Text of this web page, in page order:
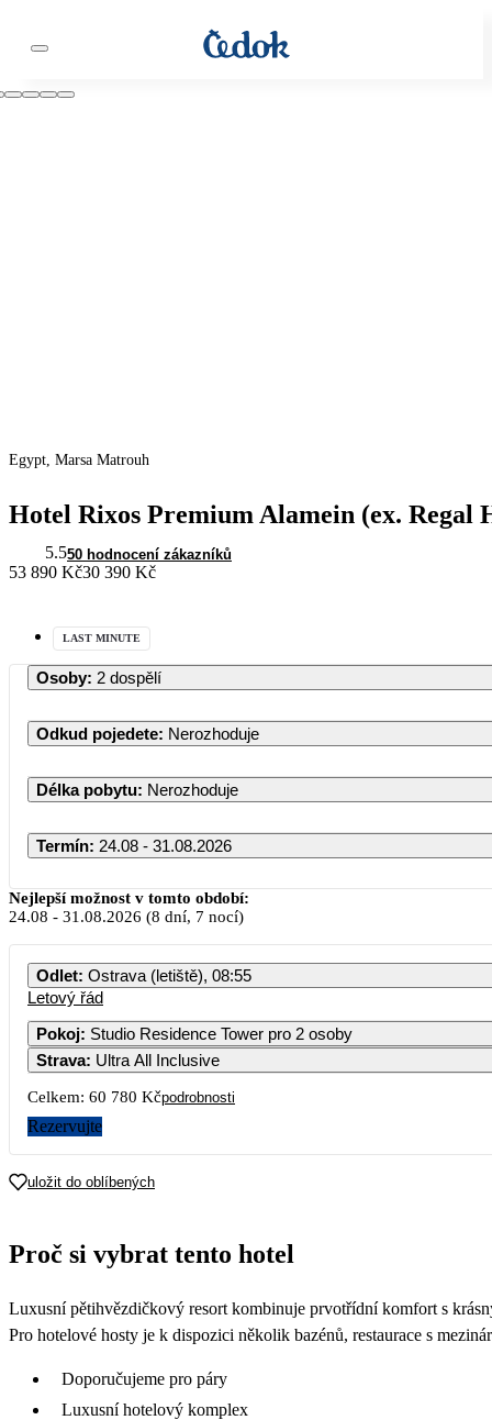
Egypt, Marsa Matrouh
Hotel Rixos Premium Alamein (ex. Regal
5.550 hodnocení zákazníků
53 890 Kč30 390 Kč
LAST MINUTE
Osoby: 2 dospělí
Odkud pojedete: Nerozhoduje
Délka pobytu: Nerozhoduje
Termín: 24.08 - 31.08.2026
Nejlepší možnost v tomto období:
24.08 - 31.08.2026 (8 dní, 7 nocí)
Odlet: Ostrava (letiště), 08:55
Letový řád
Pokoj: Studio Residence Tower pro 2 osoby
Strava: Ultra All Inclusive
Celkem: 60 780 Kčpodrobnosti
Rezervujte
uložit do oblíbených
Proč si vybrat tento hotel
Luxusní pětihvězdičkový resort kombinuje prvotřídní komfort s
Pro hotelové hosty je k dispozici několik bazénů, restaurace s
Doporučujeme pro páry
Luxusní hotelový komplex